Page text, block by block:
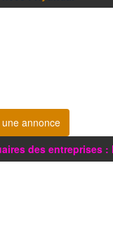
annonce
des entreprises :